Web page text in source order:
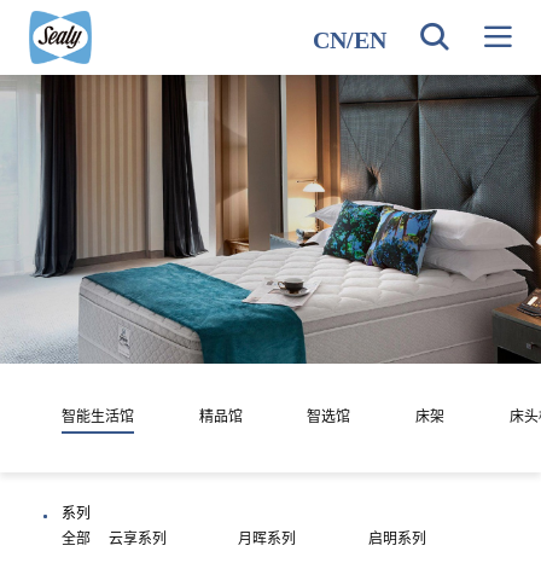
CN/EN
智能生活馆 精品馆 智选馆 床架 床头
系列
全部
云享系列 月晖系列 启明系列